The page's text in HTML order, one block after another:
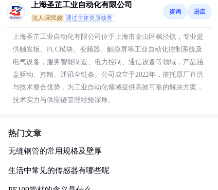
上海圣芷工业自动化有限公司
法人:宋民姣 通过主体资质核查
咨询 进店
上海圣芷工业自动化有限公司位于上海市金山区枫泾镇，专业提
供触发板、PLC模块、变频器、触摸屏等工业自动化控制系统及
电气设备，服务智能制造、电力控制、通信设备等领域，产品涵
盖驱动、控制、通讯全链条。公司成立于2022年，依托原厂直供
与技术整合优势，为工业自动化领域提供高效可靠的解决方案，
技术实力与供应链管理经验深厚。
热门文章
无缝钢管的常用规格及壁厚
生活中常见的传感器有哪些呢